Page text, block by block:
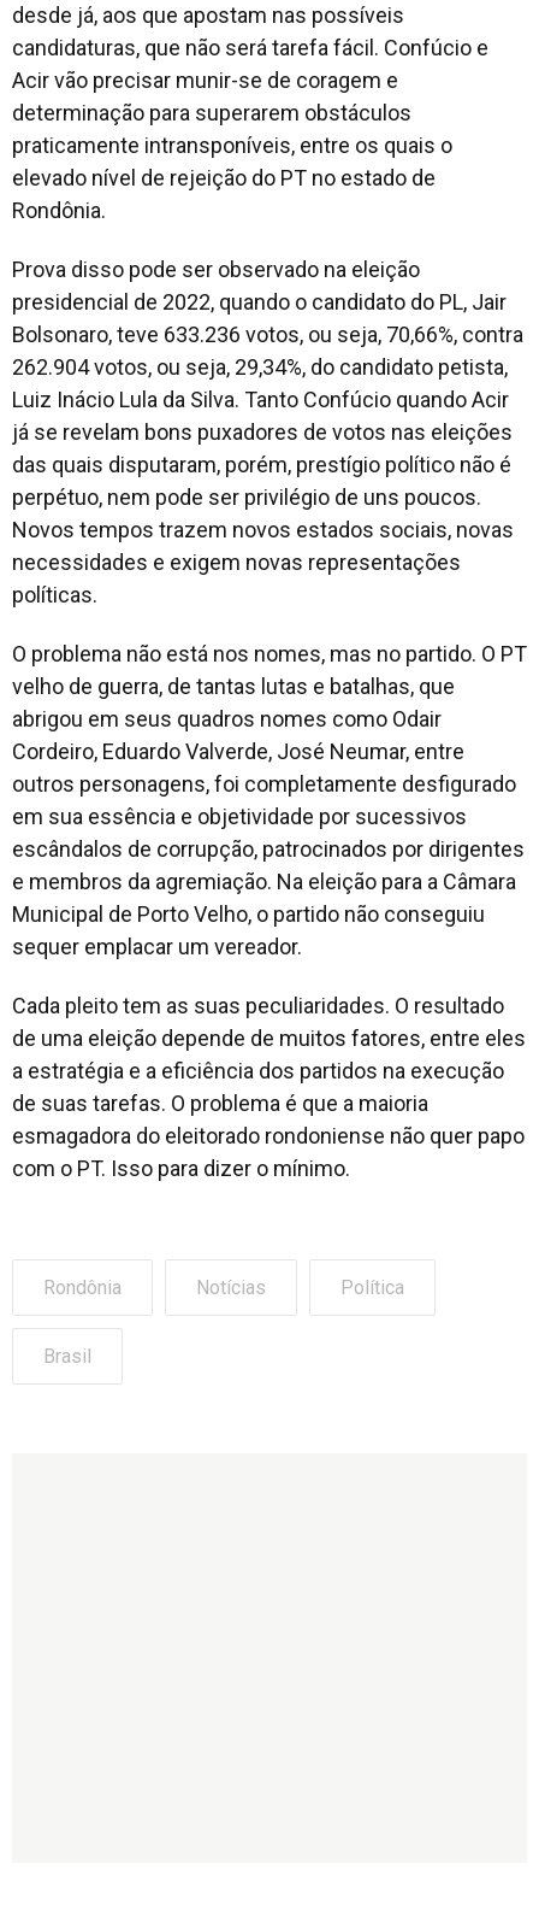
desde já, aos que apostam nas possíveis
candidaturas, que não será tarefa fácil. Confúcio e
Acir vão precisar munir-se de coragem e
determinação para superarem obstáculos
praticamente intransponíveis, entre os quais o
elevado nível de rejeição do PT no estado de
Rondônia.
Prova disso pode ser observado na eleição
presidencial de 2022, quando o candidato do PL, Jair
Bolsonaro, teve 633.236 votos, ou seja, 70,66%, contra
262.904 votos, ou seja, 29,34%, do candidato petista,
Luiz Inácio Lula da Silva. Tanto Confúcio quando Acir
já se revelam bons puxadores de votos nas eleições
das quais disputaram, porém, prestígio político não é
perpétuo, nem pode ser privilégio de uns poucos.
Novos tempos trazem novos estados sociais, novas
necessidades e exigem novas representações
políticas.
O problema não está nos nomes, mas no partido. O PT
velho de guerra, de tantas lutas e batalhas, que
abrigou em seus quadros nomes como Odair
Cordeiro, Eduardo Valverde, José Neumar, entre
outros personagens, foi completamente desfigurado
em sua essência e objetividade por sucessivos
escândalos de corrupção, patrocinados por dirigentes
e membros da agremiação. Na eleição para a Câmara
Municipal de Porto Velho, o partido não conseguiu
sequer emplacar um vereador.
Cada pleito tem as suas peculiaridades. O resultado
de uma eleição depende de muitos fatores, entre eles
a estratégia e a eficiência dos partidos na execução
de suas tarefas. O problema é que a maioria
esmagadora do eleitorado rondoniense não quer papo
com o PT. Isso para dizer o mínimo.
Rondônia Notícias Política
Brasil